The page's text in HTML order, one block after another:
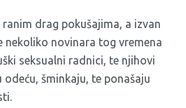
drag pokušajima, a izvan
nekoliko novinara tog vremena
seksualni radnici, te njihovi
odeću, šminkaju, te ponašaju